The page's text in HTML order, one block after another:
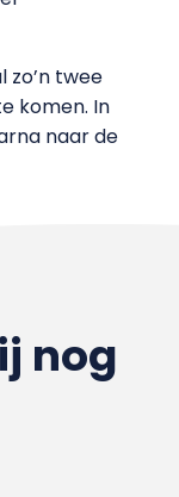
zo’n twee
komen. In
naar de
nog